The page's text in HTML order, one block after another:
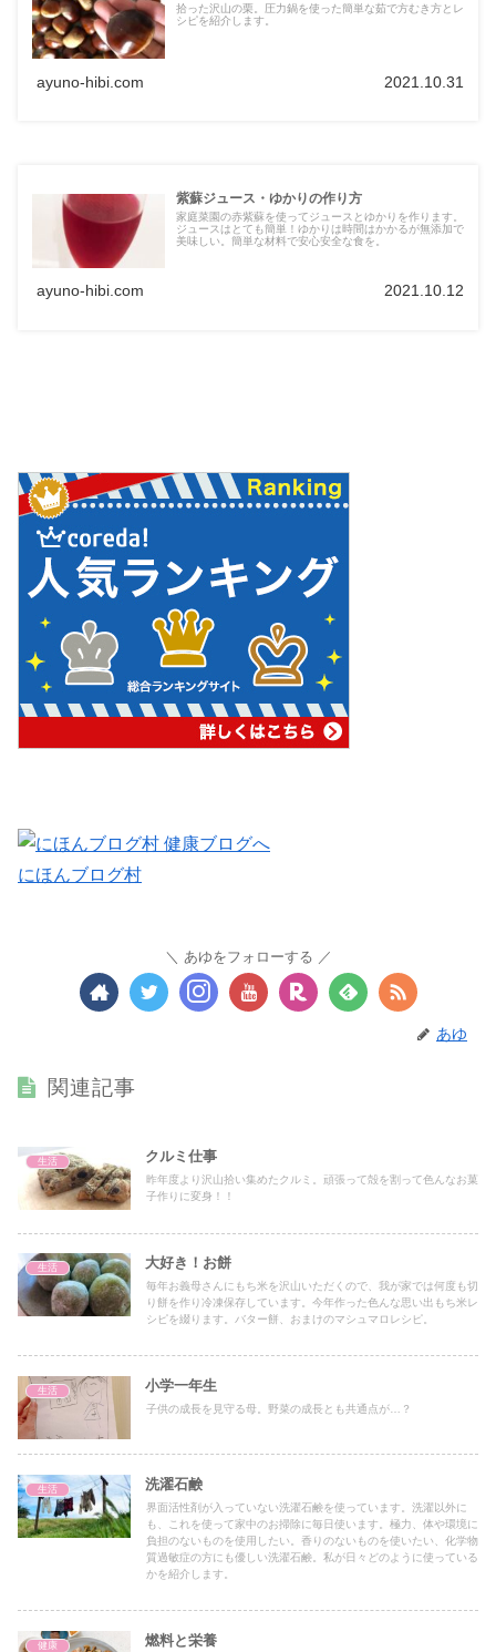
拾った沢山の栗。圧力鍋を使った簡単な茹で方むき方とレ
シピを紹介します。
ayuno-hibi.com 2021.10.31
紫蘇ジュース・ゆかりの作り方
家庭菜園の赤紫蘇を使ってジュースとゆかりを作ります。
ジュースはとても簡単！ゆかりは時間はかかるが無添加で
美味しい。簡単な材料で安心安全な食を。
ayuno-hibi.com 2021.10.12
にほんブログ村
あゆをフォローする
あゆ
関連記事
生活 クルミ仕事
昨年度より沢山拾い集めたクルミ。頑張って殻を割って色んなお菓
子作りに変身！！
生活 大好き！お餅
毎年お義母さんにもち米を沢山いただくので、我が家では何度も切
り餅を作り冷凍保存しています。今年作った色んな思い出もち米レ
シピを綴ります。バター餅、おまけのマシュマロレシピ。
生活 小学一年生
子供の成長を見守る母。野菜の成長とも共通点が…？
生活 洗濯石鹸
界面活性剤が入っていない洗濯石鹸を使っています。洗濯以外に
も、これを使って家中のお掃除に毎日使います。極力、体や環境に
負担のないものを使用したい。香りのないものを使いたい、化学物
質過敏症の方にも優しい洗濯石鹸。私が日々どのように使っている
かを紹介します。
健康 燃料と栄養